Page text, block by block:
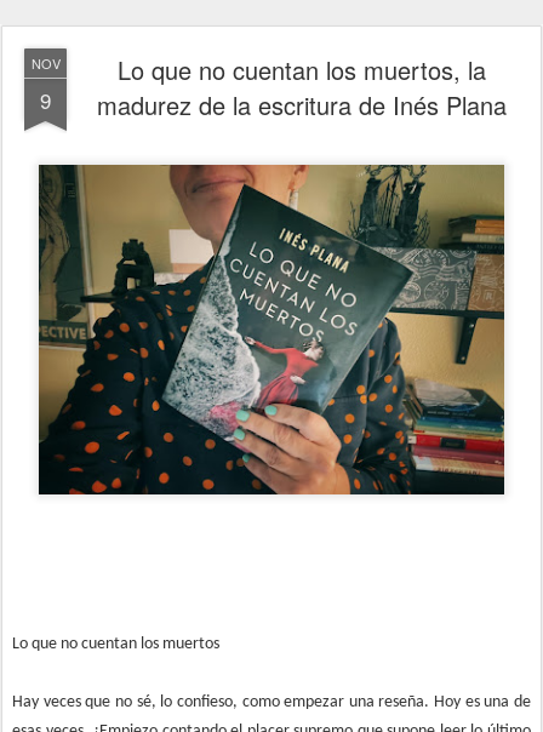
NOV
9
Lo que no cuentan los muertos, la
madurez de la escritura de Inés Plana
Lo que no cuentan los muertos
Hay veces que no sé, lo confieso, como empezar una reseña. Hoy es una de